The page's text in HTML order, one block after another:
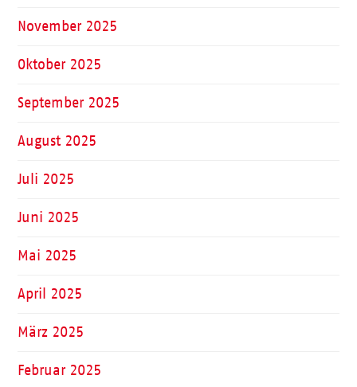
November 2025
Oktober 2025
September 2025
August 2025
Juli 2025
Juni 2025
Mai 2025
April 2025
März 2025
Februar 2025